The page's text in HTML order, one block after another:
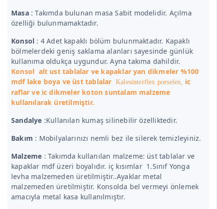
Masa : Takımda bulunan masa Sabit modelidir. Açılma
özelliği bulunmamaktadır.
Konsol : 4 Adet kapaklı bölüm bulunmaktadır. Kapaklı
bölmelerdeki geniş saklama alanları sayesinde günlük
kullanıma oldukça uygundur. Ayna takıma dahildir.
Konsol alt ust tablalar ve kapaklar yan dikmeler %100
mdf lake boya ve üst tablalar Kalesinterflex porselen, ic
raflar ve ic dikmeler koton suntalam malzeme
kullanılarak üretilmiştir.
Sandalye :Kullanılan kumaş silinebilir özelliktedir.
Bakım : Mobilyalarınızı nemli bez ile silerek temizleyiniz.
Malzeme : Takımda kullanılan malzeme: üst tablalar ve
kapaklar mdf üzeri boyalıdır. iç kısımlar 1.Sınıf Yonga
levha malzemeden üretilmiştir..Ayaklar metal
malzemeden üretilmiştir. Konsolda bel vermeyi önlemek
amacıyla metal kasa kullanılmıştır.